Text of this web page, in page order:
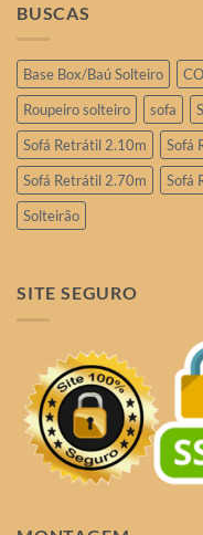
BUSCAS
Base Box/Baú Solteiro
Roupeiro solteiro
sofa
Sofá Retrátil 2.10m
Sofá
Sofá Retrátil 2.70m
Sofá
Solteirão
SITE SEGURO